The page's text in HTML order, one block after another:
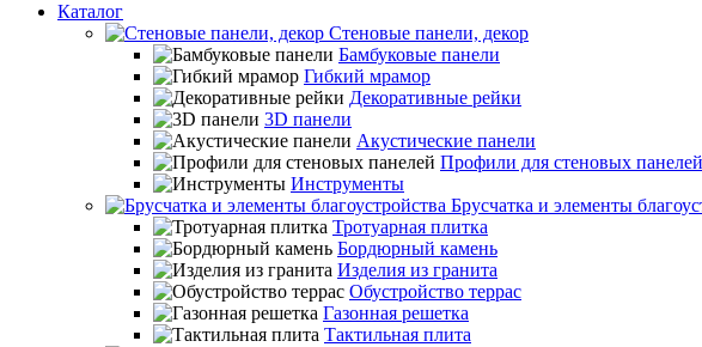
Каталог
Стеновые панели, декор
Бамбуковые панели
Гибкий мрамор
Декоративные рейки
3D панели
Акустические панели
Профили для стеновых панелей
Инструменты
Брусчатка и элементы
Тротуарная плитка
Бордюрный камень
Изделия из гранита
Обустройство террас
Газонная решетка
Тактильная плита